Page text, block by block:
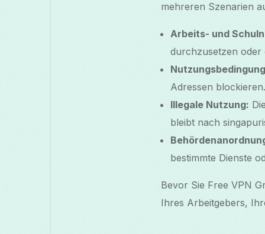
mehreren Szenarien
Arbeits- und
durchzusetzen
Adressen blockieren.
Illegale Nutzung:
bleibt nach
bestimmte Dienste
Bevor Sie Free VPN
Ihres Arbeitgebers,